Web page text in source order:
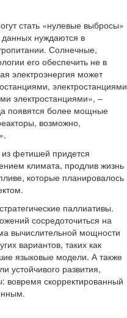
стать «нулевые выбросы»
данных нуждаются в
Солнечные,
его обеспечить не в
электроэнергия может
электростанциями
электростанциями», –
появятся более мощные
возможно,
фетишей придется
климата, продлив жизнь
которые планировалось
паллиативы.
сосредоточиться на
вычислительной мощности
вариантов, таких как
языковые модели. А также
устойчивого развития,
вовремя скорректированный